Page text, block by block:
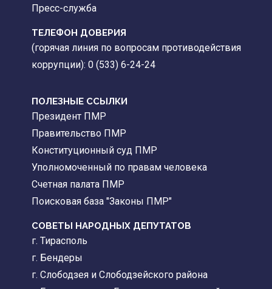
Пресс-служба
ТЕЛЕФОН ДОВЕРИЯ
(горячая линия по вопросам противодействия
коррупции): 0 (533) 6-24-24
ПОЛЕЗНЫЕ ССЫЛКИ
Президент ПМР
Правительство ПМР
Конституционный суд ПМР
Уполномоченный по правам человека
Счетная палата ПМР
Поисковая база "Законы ПМР"
СОВЕТЫ НАРОДНЫХ ДЕПУТАТОВ
г. Тирасполь
г. Бендеры
г. Слободзея и Слободзейского района